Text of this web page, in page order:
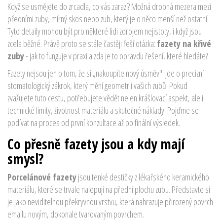
Když se usmějete do zrcadla, co vás zarazí? Možná drobná mezera mezi
předními zuby, mírný skos nebo zub, který je o něco menší než ostatní.
Tyto detaily mohou být pro některé lidi zdrojem nejistoty, i když jsou
zcela běžné. Právě proto se stále častěji řeší otázka: fazety na křivé
zuby- jak to funguje v praxi a zda je to opravdu řešení, které hledáte?
Fazety nejsou jen o tom, že si „nakoupíte nový úsměv". Jde o precizní
stomatologický zákrok, který mění geometrii vašich zubů. Pokud
zvažujete tuto cestu, potřebujete vědět nejen krášlovací aspekt, ale i
technické limity, životnost materiálu a skutečné náklady. Pojďme se
podívat na proces od první konzultace až po finální výsledek.
Co přesně fazety jsou a kdy mají
smysl?
Porcelánové fazetyjsoutenké destičky z lékařského keramického
materiálu, které se trvale nalepují na přední plochu zubu. Představte si
je jako neviditelnou překryvnou vrstvu, která nahrazuje přirozený povrch
emailu novým, dokonale tvarovaným povrchem.